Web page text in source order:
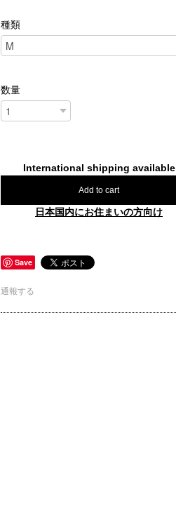
種類
数量
International shipping available
Add to cart
日本国内にお住まいの方向け
Save
通報する